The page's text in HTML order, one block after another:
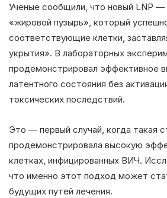
Ученые сообщили, что новый LNP
«жировой пузырь», который
соответствующие клетки,
укрытия». В лабораторных
продемонстрировал эффективное
латентного состояния без
токсических последствий.
Это — первый случай, когда такая
продемонстрировала высокую
клетках, инфицированных ВИЧ.
что именно этот подход может
будущих путей лечения.